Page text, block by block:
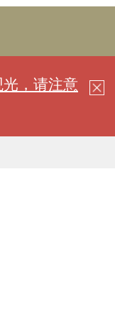
，请注意